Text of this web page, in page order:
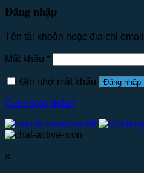
Đăng nhập
Tên tài khoản hoặc địa chỉ email
Mật khẩu *
Ghi nhớ mật khẩu Đăng nhập
Quên mật khẩu?
×